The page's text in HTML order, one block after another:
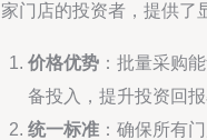
门店的投资者，提供了
价格优势 ：批量采购
备投入，提升投资回报
统一标准 ：确保所有